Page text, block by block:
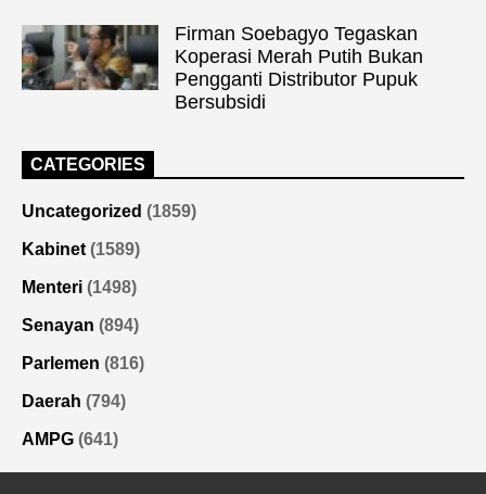
Firman Soebagyo Tegaskan
Koperasi Merah Putih Bukan
Pengganti Distributor Pupuk
Bersubsidi
CATEGORIES
Uncategorized (1859)
Kabinet (1589)
Menteri (1498)
Senayan (894)
Parlemen (816)
Daerah (794)
AMPG (641)